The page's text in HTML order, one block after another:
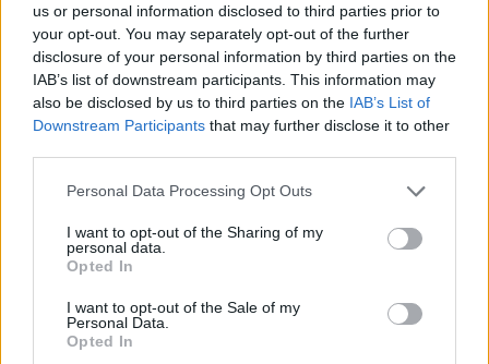
us or personal information disclosed to third parties prior to
your opt-out. You may separately opt-out of the further
disclosure of your personal information by third parties on the
IAB’s list of downstream participants. This information may
also be disclosed by us to third parties on the IAB’s List of
Downstream Participants that may further disclose it to other
Please note that this website/app uses one or more Google
not limited to your visit or usage behaviour. You may click to
grant or deny consent to Google and its third-party tags to
use your data for below specified purposes in below Google
consent section.
Personal Data Processing Opt Outs
I want to opt-out of the Sharing of my
personal data.
Opted In
I want to opt-out of the Sale of my
Personal Data.
Opted In
Αν τα χάσατε